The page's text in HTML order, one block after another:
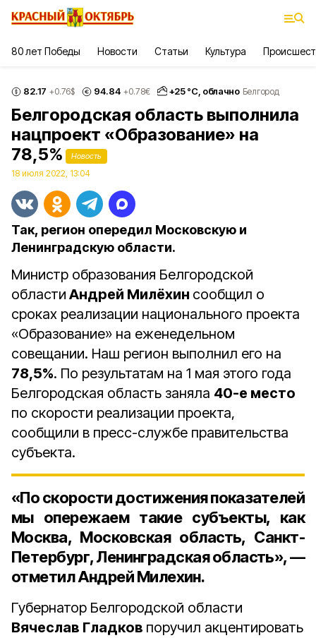
80 лет Победы Новости Статьи Культура
82.17 +0.76$ 94.84 +0.78€ +25°С, облачно Белгород
Белгородская область выполнила
нацпроект «Образование» на
78,5%
Новость
18 июля 2022, 13:04
Так, регион опередил Московскую и
Ленинградскую области.
Министр образования Белгородской
области Андрей Милёхин сообщил о
сроках реализации национального проекта
«Образование» на еженедельном
совещании. Наш регион выполнил его на
78,5%. По результатам на 1 мая этого года
Белгородская область заняла 40-е место
по скорости реализации проекта,
сообщили в пресс-службе правительства
субъекта.
«По скорости достижения показателей
мы опережаем такие субъекты, как
Москва, Московская область, Санкт-
Петербург, Ленинградская область», —
отметил Андрей Милехин.
Губернатор Белгородской области
Вячеслав Гладков поручил акцентировать